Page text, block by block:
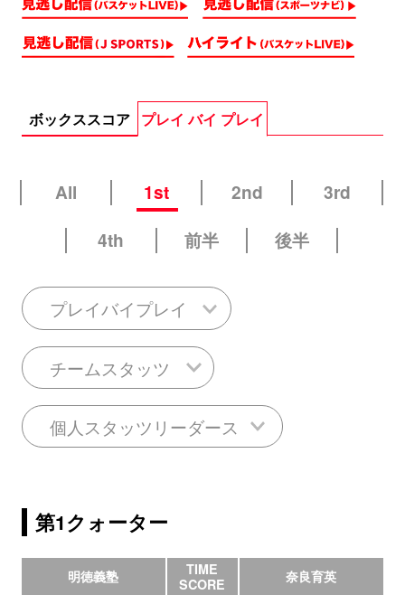
ボックススコア プレイ バイ プレイ
All 1st 2nd
3rd
4th
前半 後半
プレイバイプレイ
チームスタッツ
個人スタッツリーダース
第1クォーター
明徳義塾
TIME
SCORE
奈良育英